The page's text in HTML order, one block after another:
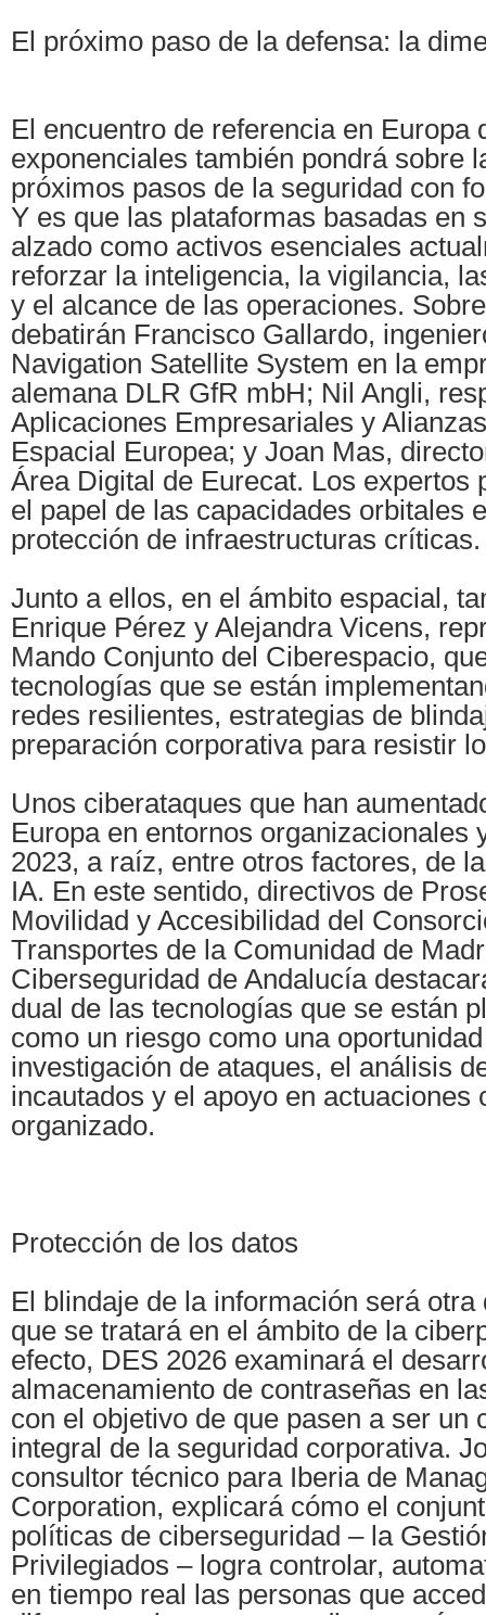
El próximo paso de la defensa: la
El encuentro de referencia en Europa
exponenciales también pondrá sobre
próximos pasos de la seguridad con
Y es que las plataformas basadas en
alzado como activos esenciales
reforzar la inteligencia, la vigilancia,
y el alcance de las operaciones.
debatirán Francisco Gallardo,
Navigation Satellite System en la
alemana DLR GfR mbH; Nil Angli,
Aplicaciones Empresariales y
Espacial Europea; y Joan Mas,
Área Digital de Eurecat. Los expertos
el papel de las capacidades orbitales
protección de infraestructuras críticas.
Junto a ellos, en el ámbito espacial,
Enrique Pérez y Alejandra Vicens,
Mando Conjunto del Ciberespacio,
tecnologías que se están
redes resilientes, estrategias de
preparación corporativa para resistir
Unos ciberataques que han
Europa en entornos organizacionales
2023, a raíz, entre otros factores, de
IA. En este sentido, directivos de
Movilidad y Accesibilidad del
Transportes de la Comunidad de
Ciberseguridad de Andalucía
dual de las tecnologías que se están
como un riesgo como una
investigación de ataques, el análisis
incautados y el apoyo en actuaciones
organizado.
Protección de los datos
El blindaje de la información será otra
que se tratará en el ámbito de la
efecto, DES 2026 examinará el
almacenamiento de contraseñas en
con el objetivo de que pasen a ser un
integral de la seguridad corporativa.
consultor técnico para Iberia de
Corporation, explicará cómo el
políticas de ciberseguridad – la
Privilegiados – logra controlar,
en tiempo real las personas que